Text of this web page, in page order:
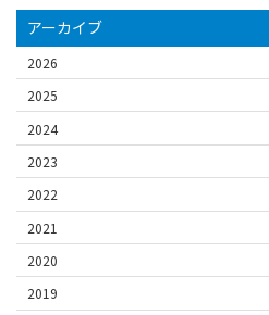
アーカイブ
2026
2025
2024
2023
2022
2021
2020
2019